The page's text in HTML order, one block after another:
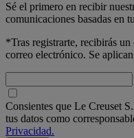
Sé el primero en recibir
comunicaciones basadas en
*Tras registrarte, recibirás
correo electrónico. Se aplican
Consientes que Le Creuset
tus datos como
Privacidad.